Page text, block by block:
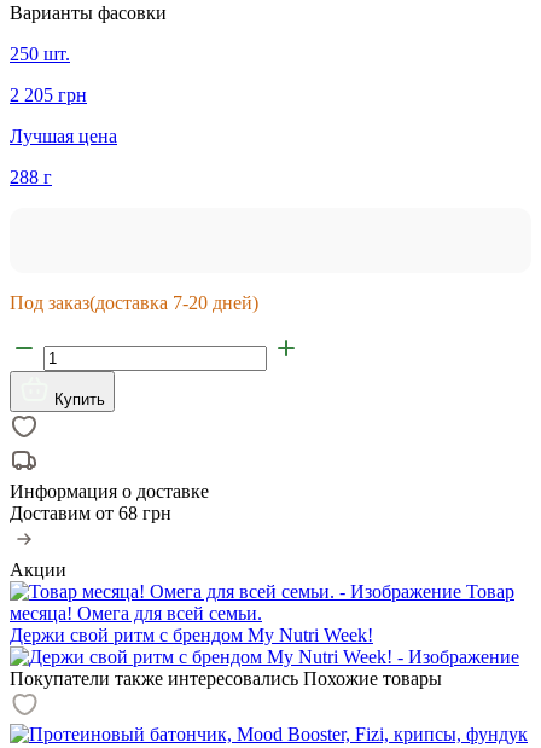
Варианты фасовки
250 шт.
2 205 грн
Лучшая цена
288 г
Под заказ(доставка 7-20 дней)
Купить
Информация о доставке
Доставим от 68 грн
Акции
Товар
месяца! Омега для всей семьи.
Держи свой ритм с брендом My Nutri Week!
Покупатели также интересовались Похожие товары